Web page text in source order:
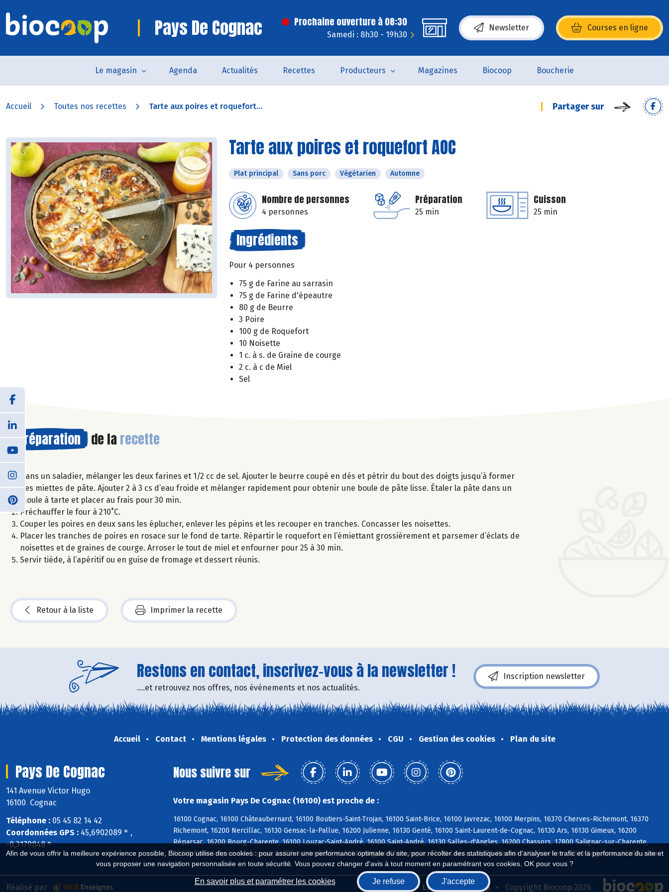
Afin de vous offrir la meilleure expérience possible, Biocoop utilise des cookies : pour assurer une performance optimale du site, pour récolter des statistiques afin d'analyser le trafic et la performance du site et
vous proposer une navigation personnalisée en toute sécurité. Vous pouvez changer d'avis à tout moment en paramétrant vos cookies. OK pour vous ?
En savoir plus et paramétrer les cookies Je refuse J'accepte
Pays De Cognac Prochaine ouverture à 08:30
Samedi : 8h30 - 19h30
Newsletter Courses en ligne
(s’ouvre dans une nouvelle fenêtre)
Le magasin Agenda Actualités Recettes Producteurs Magazines Biocoop Boucherie
Accueil Toutes nos recettes Tarte aux poires et roquefort... Partager sur
Tarte aux poires et roquefort AOC
Plat principal Sans porc Végétarien Automne
Nombre de personnes
4 personnes
Préparation
25 min
Cuisson
25 min
Ingrédients
Pour 4 personnes
75 g de Farine au sarrasin
75 g de Farine d'épeautre
80 g de Beurre
3 Poire
100 g de Roquefort
10 Noisette
1 c. à s. de Graine de courge
2 c. à c de Miel
Sel
Préparation de la recette
Dans un saladier, mélanger les deux farines et 1/2 cc de sel. Ajouter le beurre coupé en dés et pétrir du bout des doigts jusqu’à former
des miettes de pâte. Ajouter 2 à 3 cs d’eau froide et mélanger rapidement pour obtenir une boule de pâte lisse. Étaler la pâte dans un
moule à tarte et placer au frais pour 30 min.
Préchauffer le four à 210˚C.
Couper les poires en deux sans les éplucher, enlever les pépins et les recouper en tranches. Concasser les noisettes.
Placer les tranches de poires en rosace sur le fond de tarte. Répartir le roquefort en l’émiettant grossièrement et parsemer d’éclats de
noisettes et de graines de courge. Arroser le tout de miel et enfourner pour 25 à 30 min.
Servir tiède, à l’apéritif ou en guise de fromage et dessert réunis.
Retour à la liste Imprimer la recette
Restons en contact, inscrivez-vous à la newsletter !
....et retrouvez nos offres, nos événements et nos actualités.
Inscription newsletter
Accueil Contact Mentions légales Protection des données CGU Gestion des cookies Plan du site
Pays De Cognac
141 Avenue Victor Hugo
16100 Cognac
Téléphone : 05 45 82 14 42
Coordonnées GPS : 45,6902089 ° ,
-0,3179848 °
Nous suivre sur
Votre magasin Pays De Cognac (16100) est proche de :
16100 Cognac, 16100 Châteaubernard, 16100 Boutiers-Saint-Trojan, 16100 Saint-Brice, 16100 Javrezac, 16100 Merpins, 16370 Cherves-Richemont, 16370
Richemont, 16200 Nercillac, 16130 Gensac-la-Pallue, 16200 Julienne, 16130 Genté, 16100 Saint-Laurent-de-Cognac, 16130 Ars, 16130 Gimeux, 16200
Réparsac, 16200 Bourg-Charente, 16100 Louzac-Saint-André, 16100 Saint-André, 16130 Salles-d'Angles, 16200 Chassors, 17800 Salignac-sur-Charente,
16370 Saint-Sulpice-de-Cognac, 16200 Sainte-Sévère, 16130 Angeac-Champagne, 17610 Chérac, 16370 Mesnac, 17520 Celles, 16130 Segonzac, 16200 Jarnac
Biocoop.fr Le réseau Biocoop Copyright Biocoop 2026
Réalisé par